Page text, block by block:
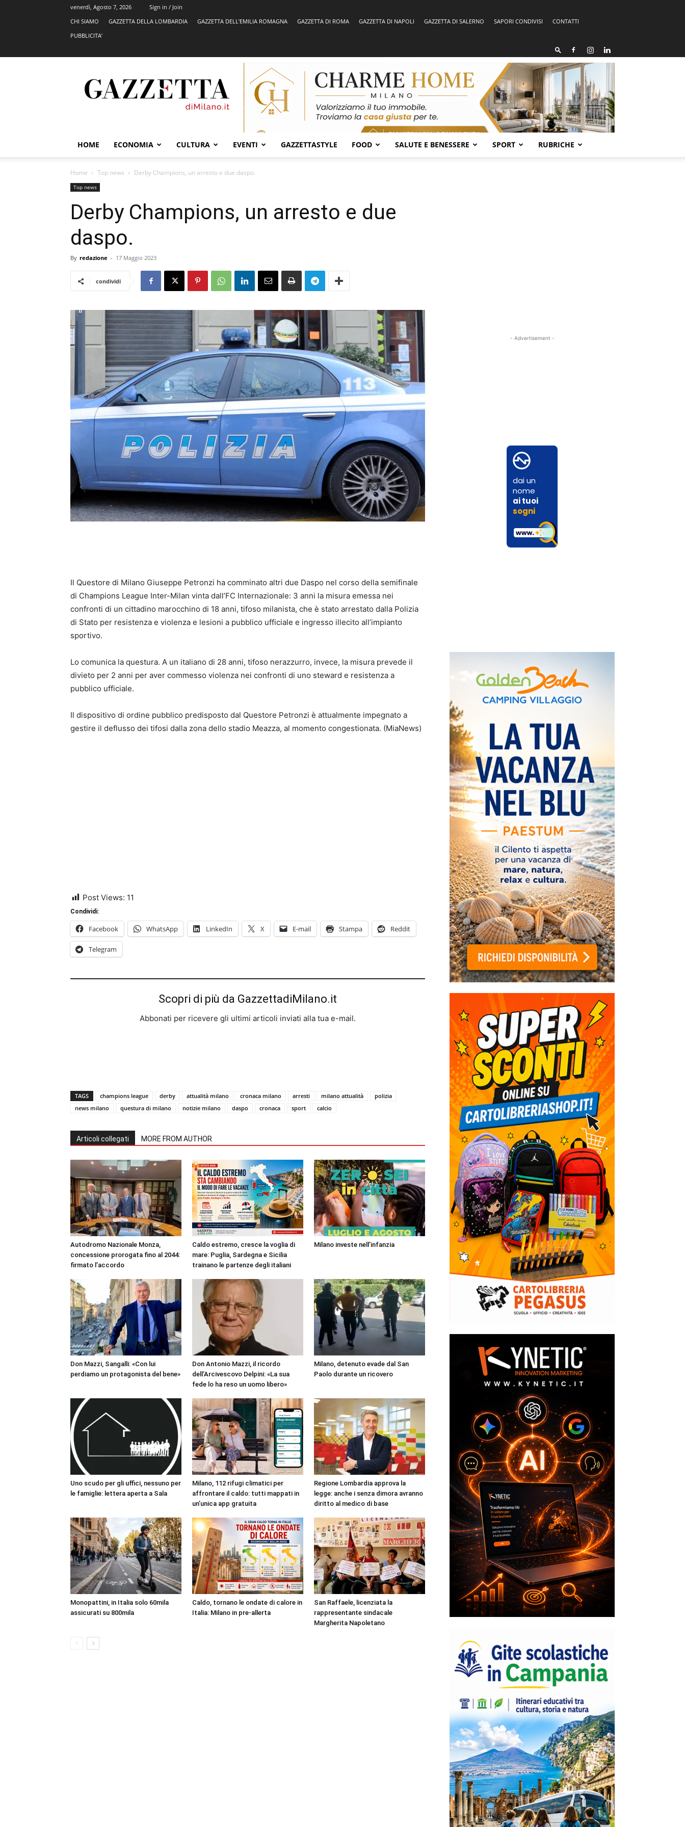
venerdì, Agosto 7, 2026
Sign in / Join
CHI SIAMO
GAZZETTA DELLA LOMBARDIA GAZZETTA DELL’EMILIA ROMAGNA GAZZETTA DI ROMA GAZZETTA DI NAPOLI GAZZETTA DI SALERNO SAPORI CONDIVISI
CONTATTI
PUBBLICITA’
HOME ECONOMIA CULTURA EVENTI GAZZETTASTYLE FOOD SALUTE E BENESSERE SPORT RUBRICHE
Home Top news Derby Champions, un arresto e due daspo.
Top news
Derby Champions, un arresto e due
daspo.
By redazione - 17 Maggio 2023
condividi
Il Questore di Milano Giuseppe Petronzi ha comminato altri due Daspo nel corso della semifinale
di Champions League Inter-Milan vinta dall’FC Internazionale: 3 anni la misura emessa nei
confronti di un cittadino marocchino di 18 anni, tifoso milanista, che è stato arrestato dalla Polizia
di Stato per resistenza e violenza e lesioni a pubblico ufficiale e ingresso illecito all’impianto
sportivo.
Lo comunica la questura. A un italiano di 28 anni, tifoso nerazzurro, invece, la misura prevede il
divieto per 2 anni per aver commesso violenza nei confronti di uno steward e resistenza a
pubblico ufficiale.
Il dispositivo di ordine pubblico predisposto dal Questore Petronzi è attualmente impegnato a
gestire il deflusso dei tifosi dalla zona dello stadio Meazza, al momento congestionata. (MiaNews)
Post Views: 11
Condividi:
Facebook WhatsApp LinkedIn X E-mail Stampa Reddit
Telegram
Scopri di più da GazzettadiMilano.it
Abbonati per ricevere gli ultimi articoli inviati alla tua e-mail.
TAGS champions league derby attualità milano cronaca milano arresti milano attualità
polizia
news milano
questura di milano notizie milano daspo cronaca sport calcio
Articoli collegati MORE FROM AUTHOR
Autodromo Nazionale Monza,
concessione prorogata fino al 2044:
firmato l’accordo
Caldo estremo, cresce la voglia di
mare: Puglia, Sardegna e Sicilia
trainano le partenze degli italiani
Milano investe nell’infanzia
Don Mazzi, Sangalli: «Con lui
perdiamo un protagonista del bene»
Don Antonio Mazzi, il ricordo
dell’Arcivescovo Delpini: «La sua
fede lo ha reso un uomo libero»
Milano, detenuto evade dal San
Paolo durante un ricovero
Uno scudo per gli uffici, nessuno per
le famiglie: lettera aperta a Sala
Milano, 112 rifugi climatici per
affrontare il caldo: tutti mappati in
un’unica app gratuita
Regione Lombardia approva la
legge: anche i senza dimora avranno
diritto al medico di base
Monopattini, in Italia solo 60mila
assicurati su 800mila
Caldo, tornano le ondate di calore in
Italia: Milano in pre-allerta
San Raffaele, licenziata la
rappresentante sindacale
Margherita Napoletano
- Advertisement -